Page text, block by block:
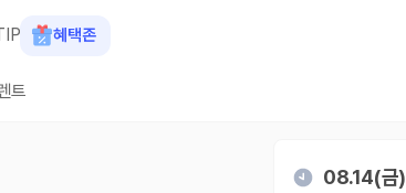
혜택존
트
08.14(금)